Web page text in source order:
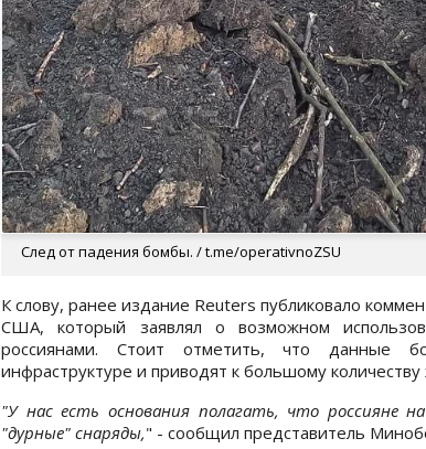
След от падения бомбы. / t.me/operativnoZSU
К слову, ранее издание Reuters публиковало
США, который заявлял о возможном
россиянами. Стоит отметить, что данные
инфраструктуре и приводят к большому
"У нас есть основания полагать, что россияне
"дурные" снаряды," - сообщил представитель